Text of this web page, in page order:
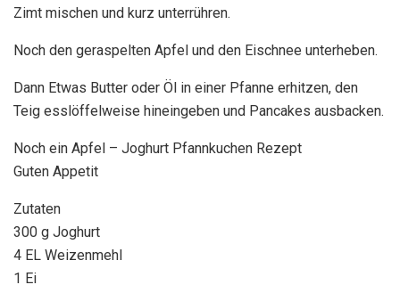
Zimt mischen und kurz unterrühren.
Noch den geraspelten Apfel und den Eischnee unterheben.
Dann Etwas Butter oder Öl in einer Pfanne erhitzen, den
Teig esslöffelweise hineingeben und Pancakes ausbacken.
Noch ein Apfel – Joghurt Pfannkuchen Rezept
Guten Appetit
Zutaten
300 g Joghurt
4 EL Weizenmehl
1 Ei